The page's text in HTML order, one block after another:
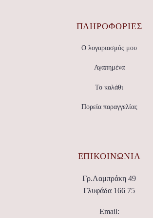
ΠΛΗΡΟΦΟΡΙΕΣ
Ο λογαριασμός μου
Αγαπημένα
Το καλάθι
Πορεία παραγγελίας
ΕΠΙΚΟΙΝΩΝΊΑ
Γρ.Λαμπράκη 49
Γλυφάδα 166 75
Email: